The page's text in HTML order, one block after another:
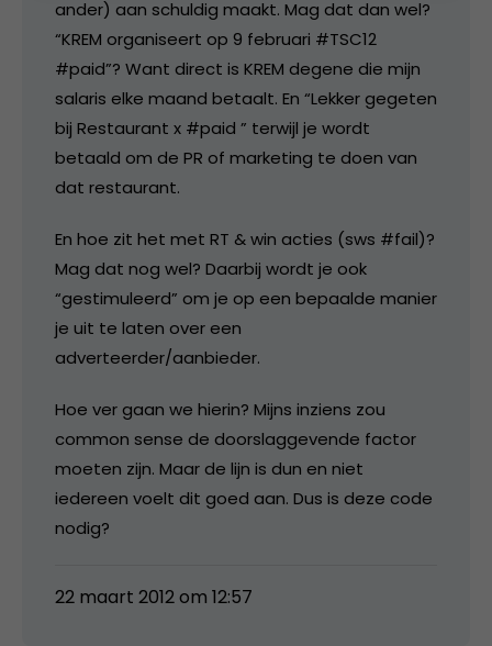
ander) aan schuldig maakt. Mag dat dan wel?
“KREM organiseert op 9 februari #TSC12
#paid”? Want direct is KREM degene die mijn
salaris elke maand betaalt. En “Lekker gegeten
bij Restaurant x #paid ” terwijl je wordt
betaald om de PR of marketing te doen van
dat restaurant.
En hoe zit het met RT & win acties (sws #fail)?
Mag dat nog wel? Daarbij wordt je ook
“gestimuleerd” om je op een bepaalde manier
je uit te laten over een
adverteerder/aanbieder.
Hoe ver gaan we hierin? Mijns inziens zou
common sense de doorslaggevende factor
moeten zijn. Maar de lijn is dun en niet
iedereen voelt dit goed aan. Dus is deze code
nodig?
22 maart 2012 om 12:57